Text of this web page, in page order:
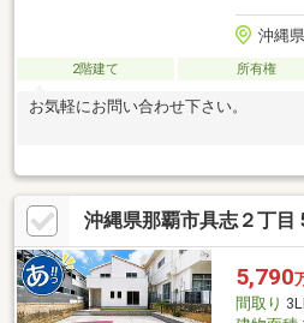
沖縄
2階建て 所有権
お気軽にお問い合わせ下さい。
沖縄県那覇市具志２丁目
5,790
間取り